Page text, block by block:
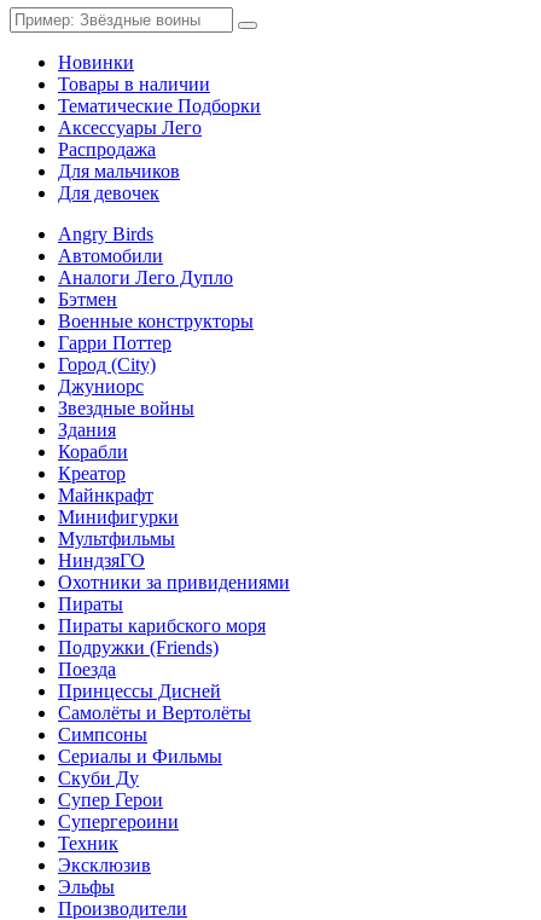
Новинки
Товары в наличии
Тематические Подборки
Аксессуары Лего
Распродажа
Для мальчиков
Для девочек
Angry Birds
Автомобили
Аналоги Лего Дупло
Бэтмен
Военные конструкторы
Гарри Поттер
Город (City)
Джуниорс
Звездные войны
Здания
Корабли
Креатор
Майнкрафт
Минифигурки
Мультфильмы
НиндзяГО
Охотники за привидениями
Пираты
Пираты карибского моря
Подружки (Friends)
Поезда
Принцессы Дисней
Самолёты и Вертолёты
Симпсоны
Сериалы и Фильмы
Скуби Ду
Супер Герои
Супергероини
Техник
Эксклюзив
Эльфы
Производители